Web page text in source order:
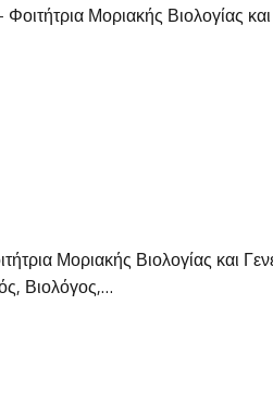
Μοριακής Βιολογίας
Μοριακής Βιολογίας και
Βιολόγος,…